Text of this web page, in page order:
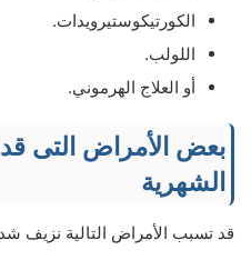
الكورتيكوستيرويدات.
اللولب.
أو العلاج الهرموني.
بعض الأمراض التى
الشهرية
قد تسبب الأمراض التالية نزيف